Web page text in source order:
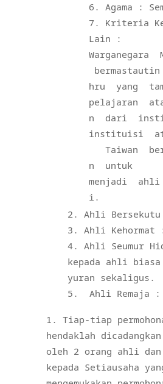
Agama :
Kriteria
Lain :
Warganegara
hru yang
pelajaran
n dari
instituisi
Taiwan
n untuk
menjadi
i.
Ahli
Ahli Kehormat
Ahli Seumur
kepada ahli biasa
yuran sekaligus.
Ahli Remaja :
Tiap-tiap
hendaklah
oleh 2 orang ahli
kepada Setiausaha